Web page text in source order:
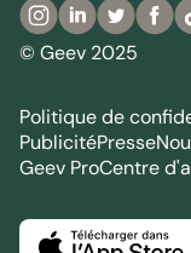
© Geev 2025
Politique de
PublicitéPresse
Geev ProCentre